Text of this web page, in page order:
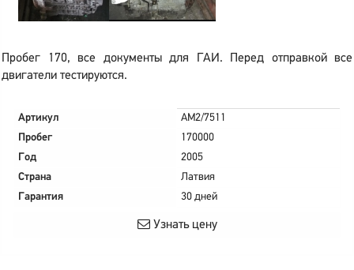
Пробег 170, все документы для ГАИ. Перед отправкой все
двигатели тестируются.
Артикул
AM2/7511
Пробег
170000
Год
2005
Страна
Латвия
Гарантия
30 дней
Узнать цену